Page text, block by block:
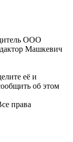
ООО
Машкевич
её и
об этом
права